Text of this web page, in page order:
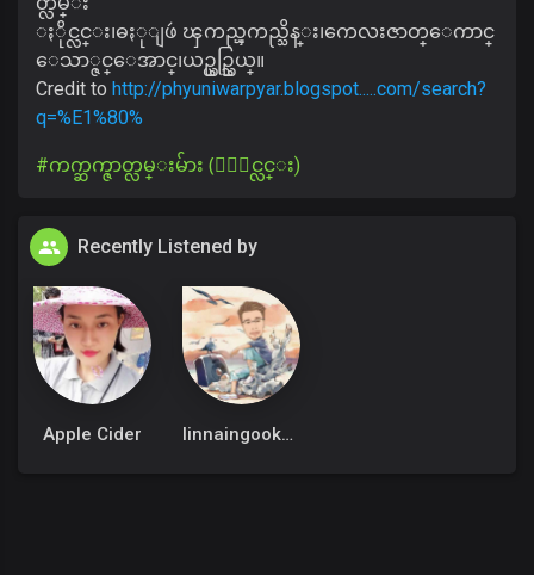
ႏိုင္လင္း၊ဓႏုျဖဴ ၾကည္ၾကည္သိန္း၊ကေလးဇာတ္ေကာင္
ေသာ္ဇင္ေအာင္၊ယဥ္ယဥ္သြယ္။
Credit to http://phyuniwarpyar.blogspot.....com/search?
q=%E1%80%
#ကက္ဆက္ဇာတ္လမ္းမ်ား (ႏိုင္လင္း)
Recently Listened by
Apple Cider linnaingookkm